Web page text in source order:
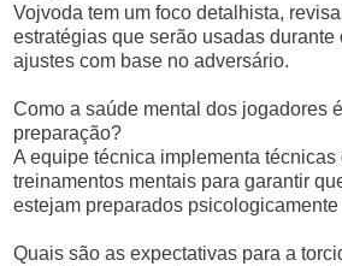
Vojvoda tem um foco detalhista,
estratégias que serão usadas durante
ajustes com base no adversário.
Como a saúde mental dos jogadores
preparação?
A equipe técnica implementa
treinamentos mentais para garantir
estejam preparados
Quais são as expectativas para a